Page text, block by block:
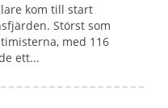
kom till start
Störst som
med 116
ett...